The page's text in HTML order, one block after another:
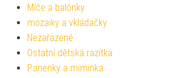
Míče a balónky
mozaiky a vkládačky
Nezařazené
Ostatní dětská razítka
Panenky a miminka